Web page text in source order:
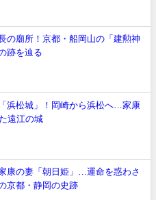
の廟所！京都・船岡山の「建勲神
跡を辿る
浜松城」！岡崎から浜松へ…家康
遠江の城
康の妻「朝日姫」…運命を惑わさ
京都・静岡の史跡